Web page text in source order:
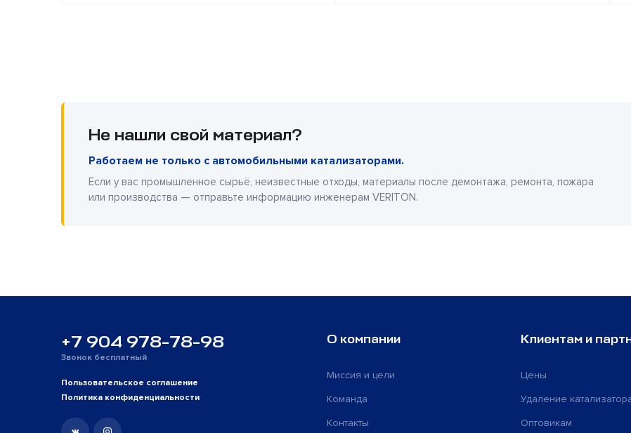
Не нашли свой материал?
Работаем не только с автомобильными катализаторами.
Если у вас промышленное сырьё, неизвестные отходы, материалы после демонтажа, ремонта, пожара
или производства — отправьте информацию инженерам VERITON.
+7 904 978-78-98
Звонок бесплатный
Пользовательское соглашение
Политика конфиденциальности
О компании
Миссия и цели
Команда
Контакты
Клиентам и
Цены
Удаление
Оптовикам